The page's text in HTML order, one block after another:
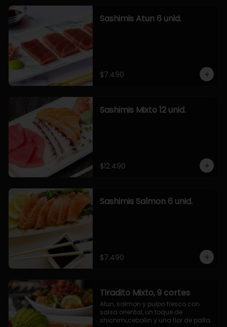
Sashimis Atun 6 unid.
$7.490
Sashimis Mixto 12 unid.
$12.490
Sashimis Salmon 6 unid.
$7.490
Tiradito Mixto, 9 cortes
Atun, salmon y pulpo fresco con
salsa oriental, un toque de
shichimi,cebollin y una flor de palta.